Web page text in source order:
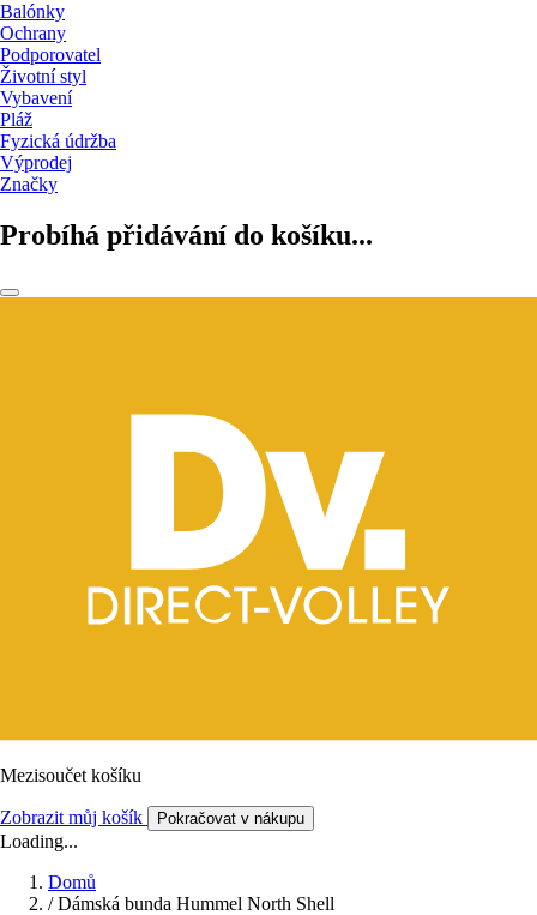
Balónky
Ochrany
Podporovatel
Životní styl
Vybavení
Pláž
Fyzická údržba
Výprodej
Značky
Probíhá přidávání do košíku...
Mezisoučet košíku
Zobrazit můj košík Pokračovat v nákupu
Loading...
Domů
/ Dámská bunda Hummel North Shell